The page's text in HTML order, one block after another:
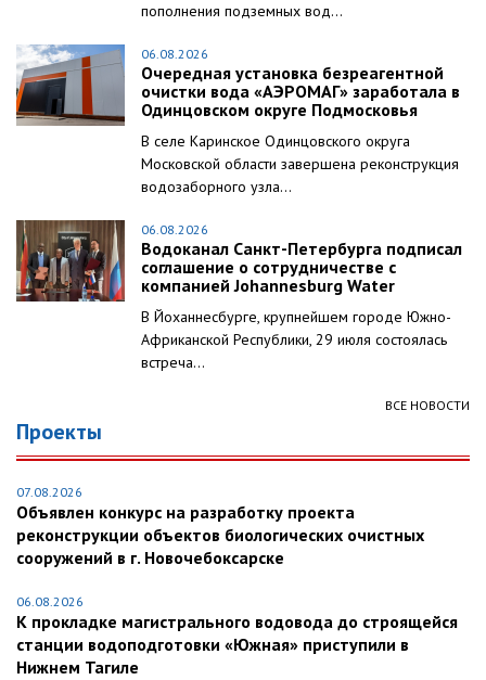
пополнения подземных вод...
06.08.2026
Очередная установка безреагентной
очистки вода «АЭРОМАГ» заработала в
Одинцовском округе Подмосковья
В селе Каринское Одинцовского округа
Московской области завершена реконструкция
водозаборного узла...
06.08.2026
Водоканал Санкт-Петербурга подписал
соглашение о сотрудничестве с
компанией Johannesburg Water
В Йоханнесбурге, крупнейшем городе Южно-
Африканской Республики, 29 июля состоялась
встреча...
ВСЕ НОВОСТИ
Проекты
07.08.2026
Объявлен конкурс на разработку проекта
реконструкции объектов биологических очистных
сооружений в г. Новочебоксарске
06.08.2026
К прокладке магистрального водовода до строящейся
станции водоподготовки «Южная» приступили в
Нижнем Тагиле